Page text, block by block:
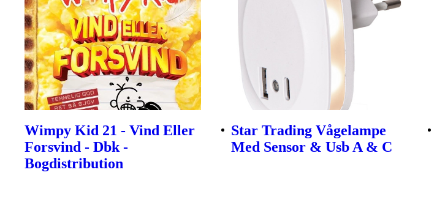
Wimpy Kid 21 - Vind Eller
Forsvind - Dbk -
Bogdistribution
Star Trading Vågelampe
Med Sensor & Usb A & C